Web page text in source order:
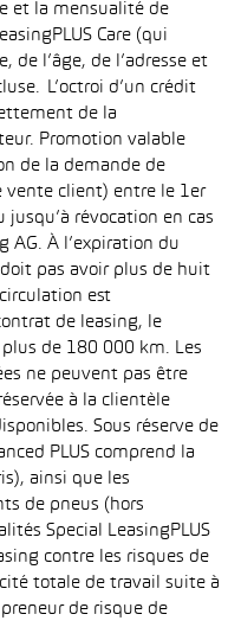
et la mensualité de
Care (qui
de l’âge, de l’adresse et
L’octroi d’un crédit
de la
Promotion valable
de la demande de
vente client) entre le 1er
révocation en cas
AG. À l’expiration du
pas avoir plus de huit
est
de leasing, le
de 180 000 km. Les
ne peuvent pas être
à la clientèle
Sous réserve de
PLUS comprend la
ainsi que les
de pneus (hors
Special LeasingPLUS
contre les risques de
totale de travail suite à
de risque de